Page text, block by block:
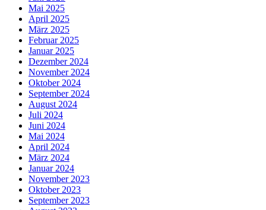
Mai 2025
April 2025
März 2025
Februar 2025
Januar 2025
Dezember 2024
November 2024
Oktober 2024
September 2024
August 2024
Juli 2024
Juni 2024
Mai 2024
April 2024
März 2024
Januar 2024
November 2023
Oktober 2023
September 2023